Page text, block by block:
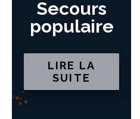
Secours
populaire
LIRE LA
SUITE